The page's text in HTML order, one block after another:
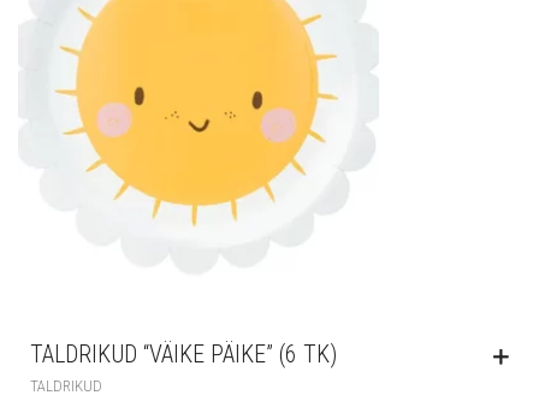
TALDRIKUD “VÄIKE PÄIKE” (6 TK)
TALDRIKUD